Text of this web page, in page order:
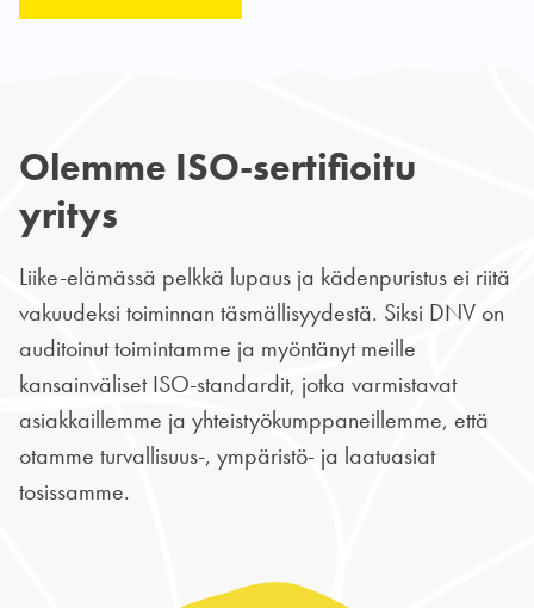
Olemme ISO-sertifioitu
yritys
Liike-elämässä pelkkä lupaus ja kädenpuristus ei riitä
vakuudeksi toiminnan täsmällisyydestä. Siksi DNV on
auditoinut toimintamme ja myöntänyt meille
kansainväliset ISO-standardit, jotka varmistavat
asiakkaillemme ja yhteistyökumppaneillemme, että
otamme turvallisuus-, ympäristö- ja laatuasiat
tosissamme.